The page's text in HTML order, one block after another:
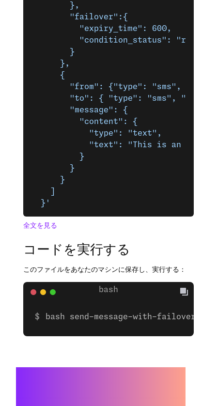
        },
        "failover":{
          "expiry_time": 600,
          "condition_status": "read"
        }
      },
      {
"from": {"type": "sms",
"to": { "type": "sms",
        "message": {
          "content": {
            "type": "text",
"text": "This is an SMS
          }
        }
      }
  }'
全文を見る
コードを実行する
このファイルをあなたのマシンに保存し、実行する：
bash send-message-with-failover.sh